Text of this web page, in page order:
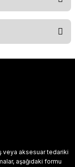
ve diğer
veya aksesuar tedariki
aşağıdaki formu